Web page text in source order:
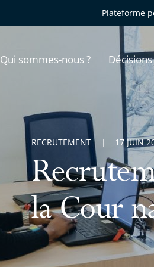
Plateforme
Qui sommes-nous ?
la Cour
RECRUTEMENT 17 JUIN